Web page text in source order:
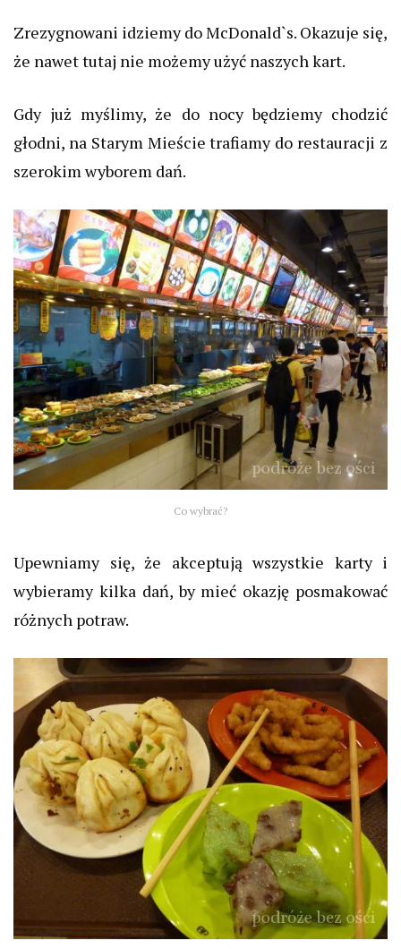
Zrezygnowani idziemy do McDonald`s. Okazuje się,
że nawet tutaj nie możemy użyć naszych kart.
Gdy już myślimy, że do nocy będziemy chodzić
głodni, na Starym Mieście trafiamy do restauracji z
szerokim wyborem dań.
Co wybrać?
Upewniamy się, że akceptują wszystkie karty i
wybieramy kilka dań, by mieć okazję posmakować
różnych potraw.